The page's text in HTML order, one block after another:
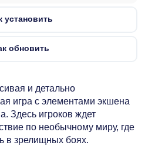
установить
обновить
и детально
игра с элементами экшена
Здесь игроков ждет
по необычному миру, где
в зрелищных боях.